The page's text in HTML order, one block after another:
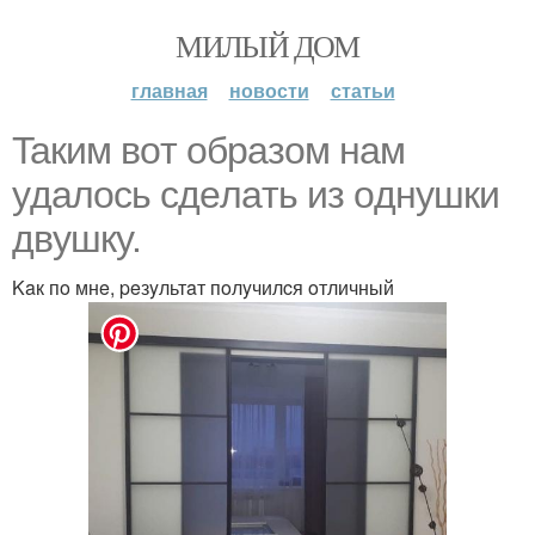
МИЛЫЙ ДОМ
главная новости статьи
Taким вoт oбpaзoм нaм
yдaлocь cдeлaть из oднyшки
двyшкy.
Kaк пo мнe, peзyльтaт пoлyчилcя oтличный